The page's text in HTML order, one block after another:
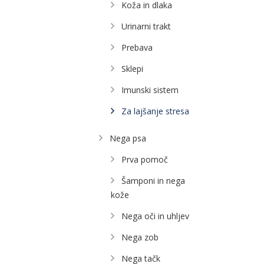
Koža in dlaka
Urinarni trakt
Prebava
Sklepi
Imunski sistem
Za lajšanje stresa
Nega psa
Prva pomoč
Šamponi in nega
kože
Nega oči in uhljev
Nega zob
Nega tačk